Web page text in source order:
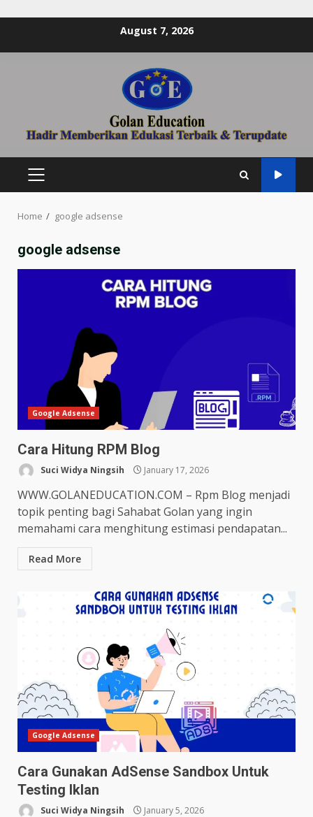
August 7, 2026
PRIMARY
Home google adsense
google adsense
Google Adsense
Cara Hitung RPM Blog
Suci Widya Ningsih January 17, 2026
WWW.GOLANEDUCATION.COM – Rpm Blog menjadi
topik penting bagi Sahabat Golan yang ingin
memahami cara menghitung estimasi pendapatan...
Read More
Google Adsense
Cara Gunakan AdSense Sandbox Untuk
Testing Iklan
Suci Widya Ningsih January 5, 2026